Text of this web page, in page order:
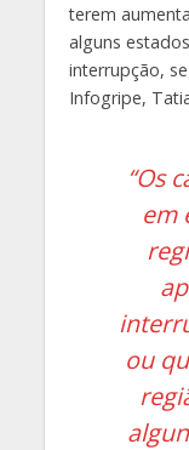
terem
alguns
interrupção,
Infogripe,
“Os
em
ou